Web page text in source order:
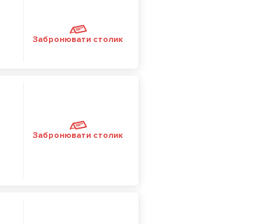
Забронювати столик
Забронювати столик